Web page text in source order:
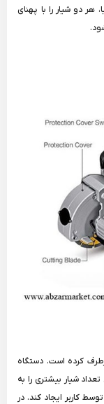
هر دو شیار را با پهنای
کرده است. دستگاه
می‌تواند بطور همزمان 2 یا 3 یا حتی تعداد شیار بیشتری را به
کاربر ایجاد کند. در